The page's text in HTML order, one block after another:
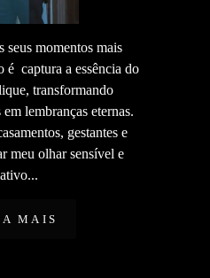
seus momentos mais
é captura a essência do
transformando
lembranças eternas.
gestantes e
meu olhar sensível e
MAIS